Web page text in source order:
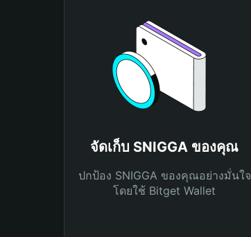
จัดเก็บ SNIGGA ของคุณ
ปกป้อง SNIGGA ของคุณอย่างมั่นใจ
โดยใช้ Bitget Wallet